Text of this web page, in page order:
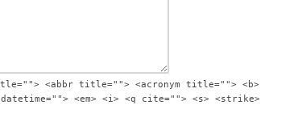
<abbr title=""> <acronym title=""> <b>
<em> <i> <q cite=""> <s> <strike>